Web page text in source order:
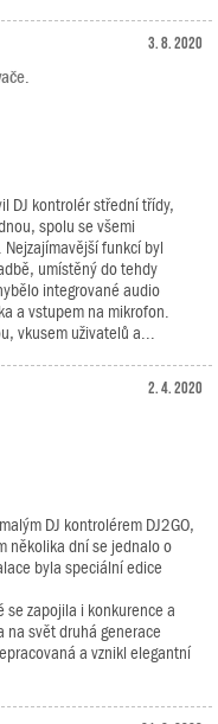
3. 8. 2020
DJ kontrolér střední třídy,
spolu se všemi
funkcí byl
umístěný do tehdy
integrované audio
a vstupem na mikrofon.
vkusem uživatelů a...
2. 4. 2020
DJ kontrolérem DJ2GO,
několika dní se jednalo o
byla speciální edice
se zapojila i konkurence a
na svět druhá generace
a vznikl elegantní